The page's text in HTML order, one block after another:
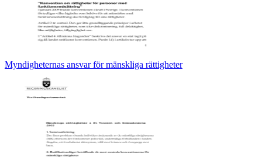
Myndigheternas ansvar för mänskliga rättigheter